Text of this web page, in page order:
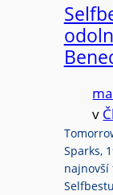
v
Sparks,
najnovší